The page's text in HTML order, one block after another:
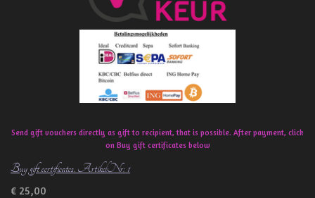
o
k
Send gift vouchers directly as gift to recipient, that is possible. After payment, click
on Buy gift certificates below
Buy gift certificates. ArtikelNr: 1
€ 25,00